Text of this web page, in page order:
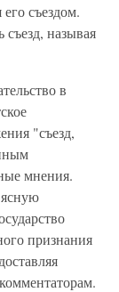
съездом.
называя
в
"съезд,
мнения.
признания